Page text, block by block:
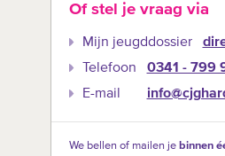
Of stel je vraag via
Mijn jeugddossier
Telefoon
0341 - 799
E-mail
We bellen of mailen je binnen